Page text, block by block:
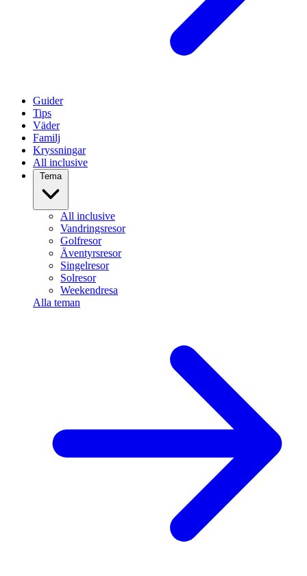
Guider
Tips
Väder
Familj
Kryssningar
All inclusive
Tema
All inclusive
Vandringsresor
Golfresor
Äventyrsresor
Singelresor
Solresor
Weekendresa
Alla teman